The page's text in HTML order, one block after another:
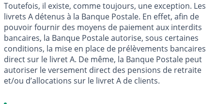
Toutefois, il existe, comme toujours, une exception. Les
livrets A détenus à la Banque Postale. En effet, afin de
pouvoir fournir des moyens de paiement aux interdits
bancaires, la Banque Postale autorise, sous certaines
conditions, la mise en place de prélèvements bancaires
direct sur le livret A. De même, la Banque Postale peut
autoriser le versement direct des pensions de retraite
et/ou d’allocations sur le livret A de clients.